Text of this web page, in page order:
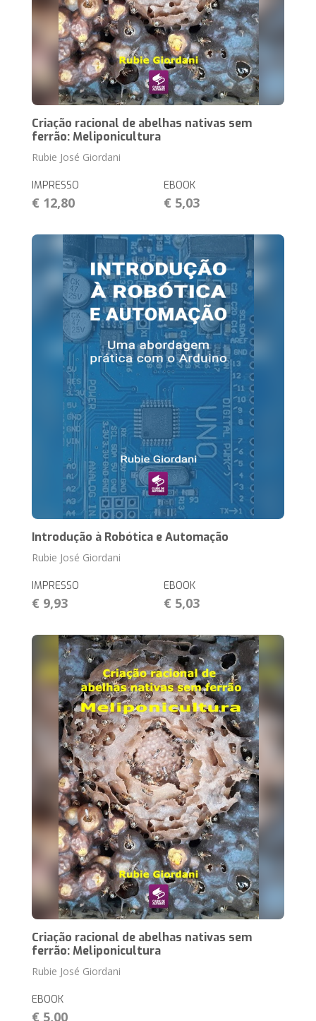
Criação racional de abelhas nativas sem
ferrão: Meliponicultura
Rubie José Giordani
IMPRESSO
€ 12,80
EBOOK
€ 5,03
Introdução à Robótica e Automação
Rubie José Giordani
IMPRESSO
€ 9,93
EBOOK
€ 5,03
Criação racional de abelhas nativas sem
ferrão: Meliponicultura
Rubie José Giordani
EBOOK
€ 5,00